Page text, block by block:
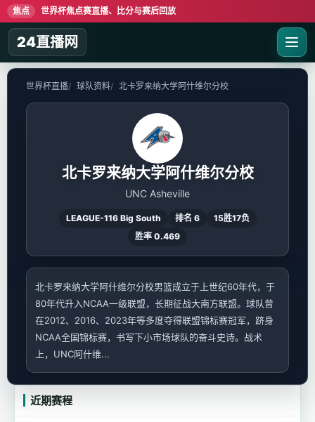
焦点 世界杯焦点赛直播、比分与赛后回放
24直播网
世界杯直播 球队资料 北卡罗来纳大学阿什维尔分校
北卡罗来纳大学阿什维尔分校
UNC Asheville
LEAGUE-116 Big South 排名 6
15胜17负
胜率 0.469
北卡罗来纳大学阿什维尔分校男篮成立于上世纪60年代，于
80年代升入NCAA一级联盟，长期征战大南方联盟。球队曾
在2012、2016、2023年等多度夺得联盟锦标赛冠军，跻身
NCAA全国锦标赛，书写下小市场球队的奋斗史诗。战术
上，UNC阿什维...
近期赛程